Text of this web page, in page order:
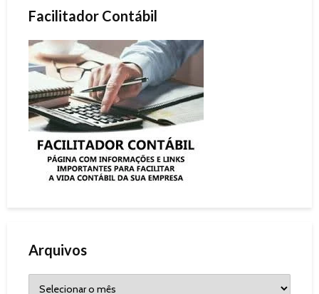
Facilitador Contábil
Arquivos